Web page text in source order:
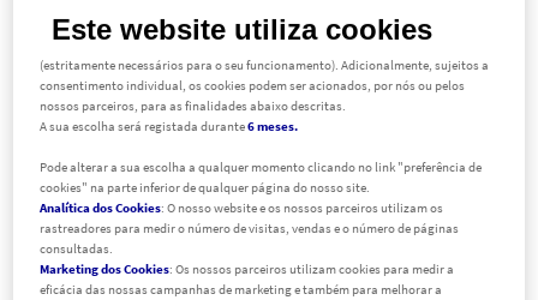
os cidadãos portugueses que se encontrem na
a União Europeia. As representações diplomáticas de
Portugal emBucareste – Roménia,Varsóvia – Polónia
prontas a prestar apoio a todos os cidadãos nacionais
que cheguem a estes países, a partir dos quais será
preparada a evacuação para Portugal. O
Emergência Consular–GEC– visa a prestação de
Este website utiliza cookies
Ao aceder ao nosso website, foram acionados localizadores funcionais e técnicos
(estritamente necessários para o seu funcionamento). Adicionalmente, sujeitos a
consentimento individual, os cookies podem ser acionados, por nós ou pelos
nossos parceiros, para as finalidades abaixo descritas.
A sua escolha será registada durante6 meses.
Pode alterar a sua escolha a qualquer momento clicando no link "preferência de
cookies" na parte inferior de qualquer página do nosso site.
Analítica dos Cookies: O nosso website e os nossos parceiros utilizam os
rastreadores para medir o número de visitas, vendas e o número de páginas
consultadas.
Marketing dos Cookies: Os nossos parceiros utilizam cookies para medir a
eficácia das nossas campanhas de marketing e também para melhorar a